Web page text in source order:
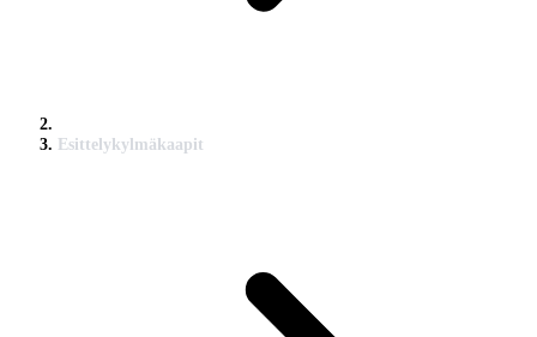
Esittelykylmäkaapit